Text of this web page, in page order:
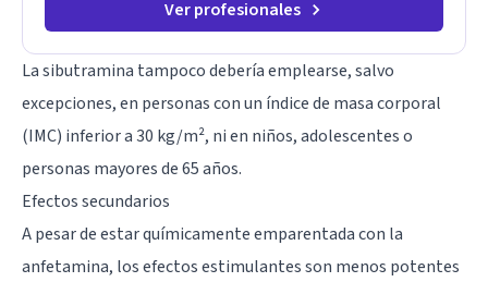
Ver profesionales
La sibutramina tampoco debería emplearse, salvo
excepciones, en personas con un índice de masa corporal
(IMC) inferior a 30 kg/m², ni en niños, adolescentes o
personas mayores de 65 años.
Efectos secundarios
A pesar de estar químicamente emparentada con la
anfetamina, los efectos estimulantes son menos potentes